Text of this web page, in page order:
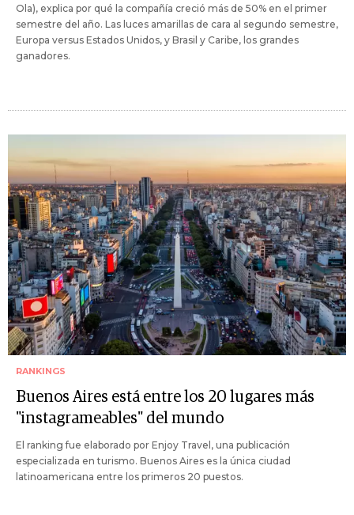
Ola), explica por qué la compañía creció más de 50% en el primer
semestre del año. Las luces amarillas de cara al segundo semestre,
Europa versus Estados Unidos, y Brasil y Caribe, los grandes
ganadores.
RANKINGS
Buenos Aires está entre los 20 lugares más
"instagrameables" del mundo
El ranking fue elaborado por Enjoy Travel, una publicación
especializada en turismo. Buenos Aires es la única ciudad
latinoamericana entre los primeros 20 puestos.